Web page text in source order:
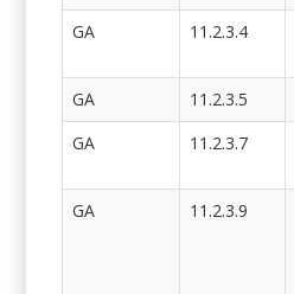
GA
11.2.3.4
GA
11.2.3.5
GA
11.2.3.7
GA
11.2.3.9